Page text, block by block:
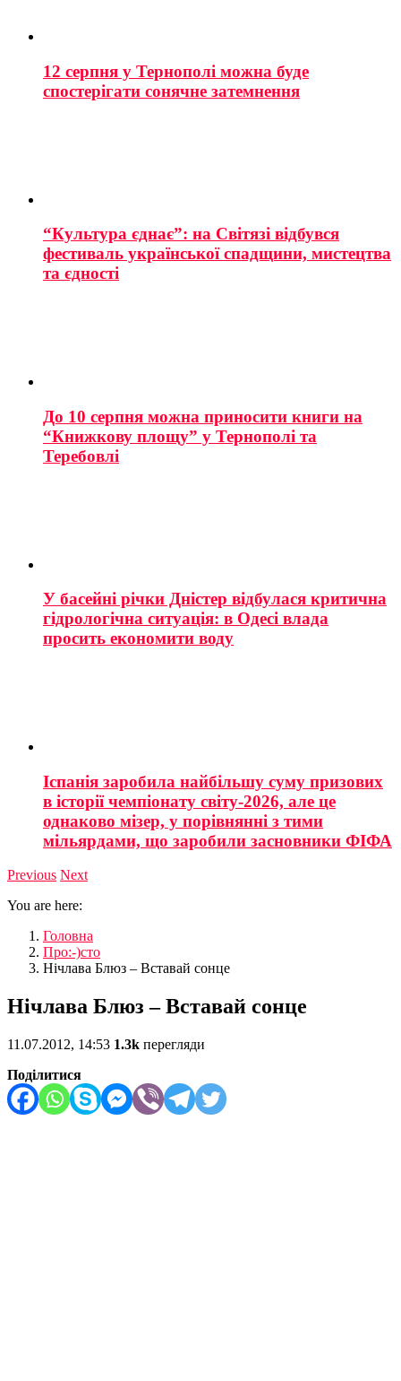
12 серпня у Тернополі можна буде
спостерігати сонячне затемнення
“Культура єднає”: на Світязі відбувся
фестиваль української спадщини, мистецтва
та єдності
До 10 серпня можна приносити книги на
“Книжкову площу” у Тернополі та
Теребовлі
У басейні річки Дністер відбулася критична
гідрологічна ситуація: в Одесі влада
просить економити воду
Іспанія заробила найбільшу суму призових
в історії чемпіонату світу-2026, але це
однаково мізер, у порівнянні з тими
мільярдами, що заробили засновники ФІФА
Previous Next
You are here:
Головна
Про:-)сто
Нічлава Блюз – Вставай сонце
Нічлава Блюз – Вставай сонце
11.07.2012, 14:53 1.3k перегляди
Поділитися